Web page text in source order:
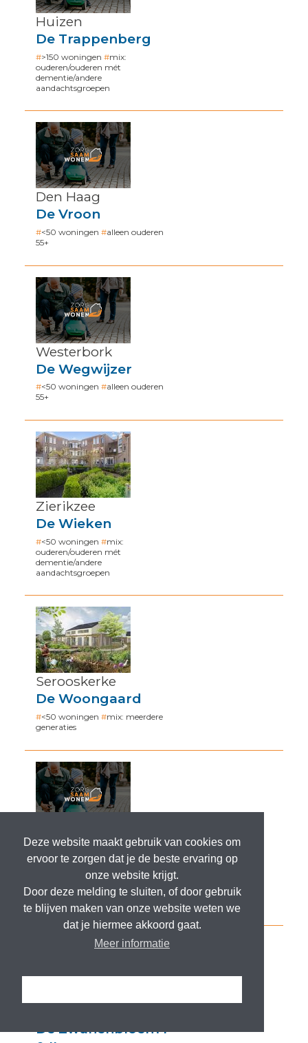
Deze website maakt gebruik van cookies om
ervoor te zorgen dat je de beste ervaring op
onze website krijgt.
Door deze melding te sluiten, of door gebruik
te blijven maken van onze website weten we
dat je hiermee akkoord gaat.
Meer informatie